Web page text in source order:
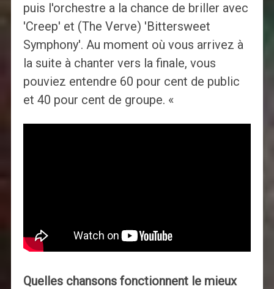
puis l'orchestre a la chance de briller avec
'Creep' et (The Verve) 'Bittersweet
Symphony'. Au moment où vous arrivez à
la suite à chanter vers la finale, vous
pouviez entendre 60 pour cent de public
et 40 pour cent de groupe. «
Quelles chansons fonctionnent le mieux